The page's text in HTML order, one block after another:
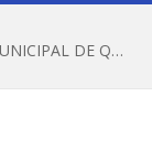
REGULAMENTO DO X CONCURSO INTERMUNICIPAL DE QUADRILHAS JUNINAS – 2026 – ARRAIÁ DA VENEZA